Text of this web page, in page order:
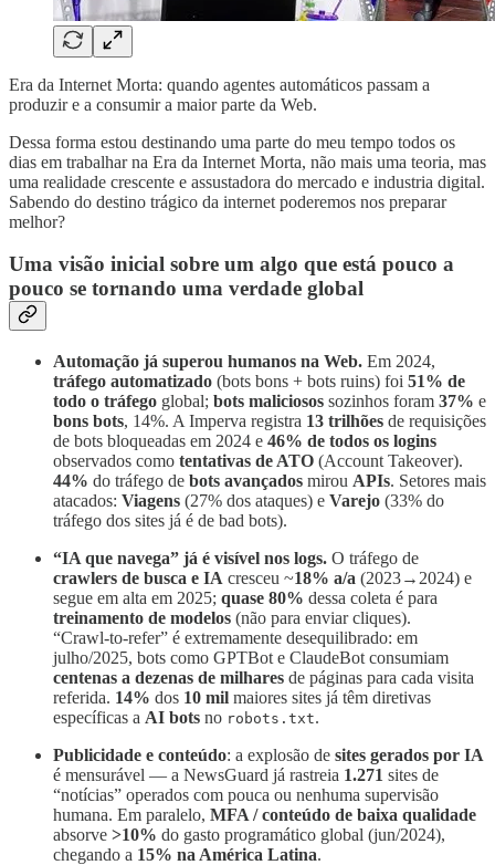
Era da Internet Morta: quando agentes automáticos passam a
produzir e a consumir a maior parte da Web.
Dessa forma estou destinando uma parte do meu tempo todos os
dias em trabalhar na Era da Internet Morta, não mais uma teoria, mas
uma realidade crescente e assustadora do mercado e industria digital.
Sabendo do destino trágico da internet poderemos nos preparar
melhor?
Uma visão inicial sobre um algo que está pouco a
pouco se tornando uma verdade global
Automação já superou humanos na Web. Em 2024,
tráfego automatizado (bots bons + bots ruins) foi 51% de
todo o tráfego global; bots maliciosos sozinhos foram 37% e
bons bots, 14%. A Imperva registra 13 trilhões de requisições
de bots bloqueadas em 2024 e 46% de todos os logins
observados como tentativas de ATO (Account Takeover).
44% do tráfego de bots avançados mirou APIs. Setores mais
atacados: Viagens (27% dos ataques) e Varejo (33% do
tráfego dos sites já é de bad bots).
“IA que navega” já é visível nos logs. O tráfego de
crawlers de busca e IA cresceu ~18% a/a (2023→2024) e
segue em alta em 2025; quase 80% dessa coleta é para
treinamento de modelos (não para enviar cliques).
“Crawl‑to‑refer” é extremamente desequilibrado: em
julho/2025, bots como GPTBot e ClaudeBot consumiam
centenas a dezenas de milhares de páginas para cada visita
referida. 14% dos 10 mil maiores sites já têm diretivas
específicas a AI bots no robots.txt.
Publicidade e conteúdo: a explosão de sites gerados por IA
é mensurável — a NewsGuard já rastreia 1.271 sites de
“notícias” operados com pouca ou nenhuma supervisão
humana. Em paralelo, MFA / conteúdo de baixa qualidade
absorve >10% do gasto programático global (jun/2024),
chegando a 15% na América Latina.